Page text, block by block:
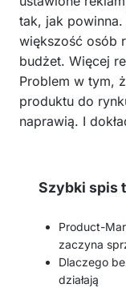
tak, jak
większość osób
budżet. Więcej
Problem w tym,
produktu do
naprawią. I
Szybki spis
Product-
zaczyna
Dlaczego
działają